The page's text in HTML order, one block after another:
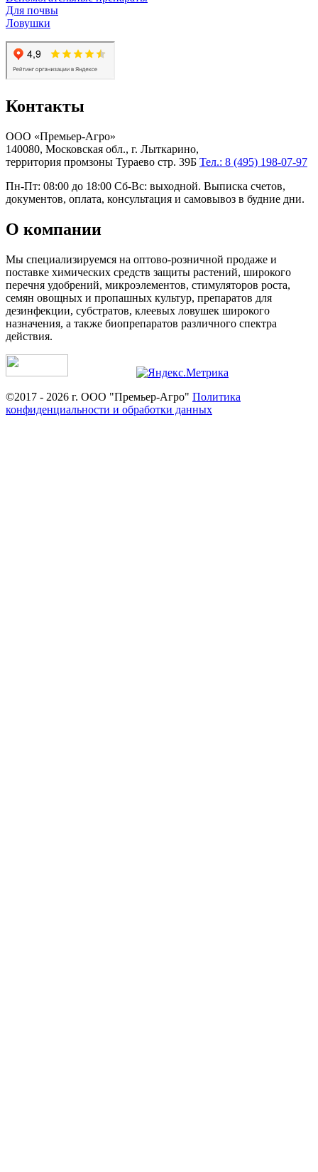
Для почвы
Ловушки
Контакты
ООО «Премьер-Агро»
140080, Московская обл., г. Лыткарино,
территория промзоны Тураево стр. 39Б Тел.: 8 (495) 198-07-97
Пн-Пт: 08:00 до 18:00 Сб-Вс: выходной. Выписка счетов,
документов, оплата, консультация и самовывоз в будние дни.
О компании
Мы специализируемся на оптово-розничной продаже и
поставке химических средств защиты растений, широкого
перечня удобрений, микроэлементов, стимуляторов роста,
семян овощных и пропашных культур, препаратов для
дезинфекции, субстратов, клеевых ловушек широкого
назначения, а также биопрепаратов различного спектра
действия.
©2017 - 2026 г. ООО "Премьер-Агро" Политика
конфиденциальности и обработки данных